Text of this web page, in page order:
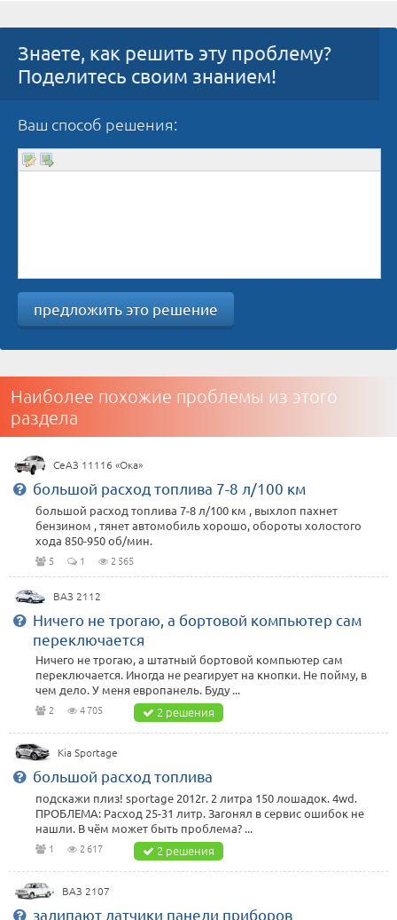
Знаете, как решить эту проблему?
Поделитесь своим знанием!
Ваш способ решения:
предложить это решение
Наиболее похожие проблемы из этого
раздела
СеАЗ 11116 «Ока»
большой расход топлива 7-8 л/100 км
большой расход топлива 7-8 л/100 км , выхлоп пахнет
бензином , тянет автомобиль хорошо, обороты холостого
хода 850-950 об/мин.
5 1 2 565
ВАЗ 2112
Ничего не трогаю, а бортовой компьютер сам
переключается
Ничего не трогаю, а штатный бортовой компьютер сам
переключается. Иногда не реагирует на кнопки. Не пойму, в
чем дело. У меня европанель. Буду ...
2 4 705 2 решения
Kia Sportage
большой расход топлива
подскажи плиз! sportage 2012г. 2 литра 150 лошадок. 4wd.
ПРОБЛЕМА: Расход 25-31 литр. Загонял в сервис ошибок не
нашли. В чём может быть проблема? ...
1 2 617 2 решения
ВАЗ 2107
залипают датчики панели приборов